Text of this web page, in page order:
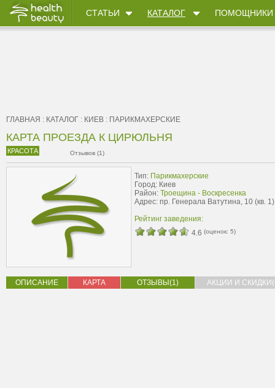
СТАТЬИ КАТАЛОГ ПОМОЩНИКИ
ГЛАВНАЯ : КАТАЛОГ : КИЕВ : ПАРИКМАХЕРСКИЕ
КАРТА ПРОЕЗДА К ЦИРЮЛЬНЯ
КРАСОТА Отзывов (1)
Тип: Парикмахерские
Город: Киев
Район: Троещина - Воскресенка
Адрес: пр. Генерала Ватутина, 10 (кв. 1)
Рейтинг заведения:
4.6 (оценок: 5)
ОПИСАНИЕ КАРТА ОТЗЫВЫ(1) АКЦИИ И